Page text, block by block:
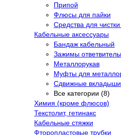
Припой
Флюсы для пайки
Средства для
Кабельные аксессуары
Бандаж кабельный
Зажимы
Металлорукав
Муфты для
Сдвижные вкладыши
Все категории (8)
Химия (кроме флюсов)
Текстолит, гетинакс
Кабельные стяжки
Фторопластовые трубки